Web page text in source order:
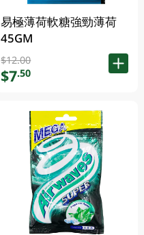
易極薄荷軟糖強勁薄荷
45GM
$12.00
$7.50